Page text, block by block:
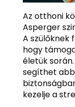
Az otthoni
Asperger
A szülőknek
hogy
életük
segíthet
kezelje a